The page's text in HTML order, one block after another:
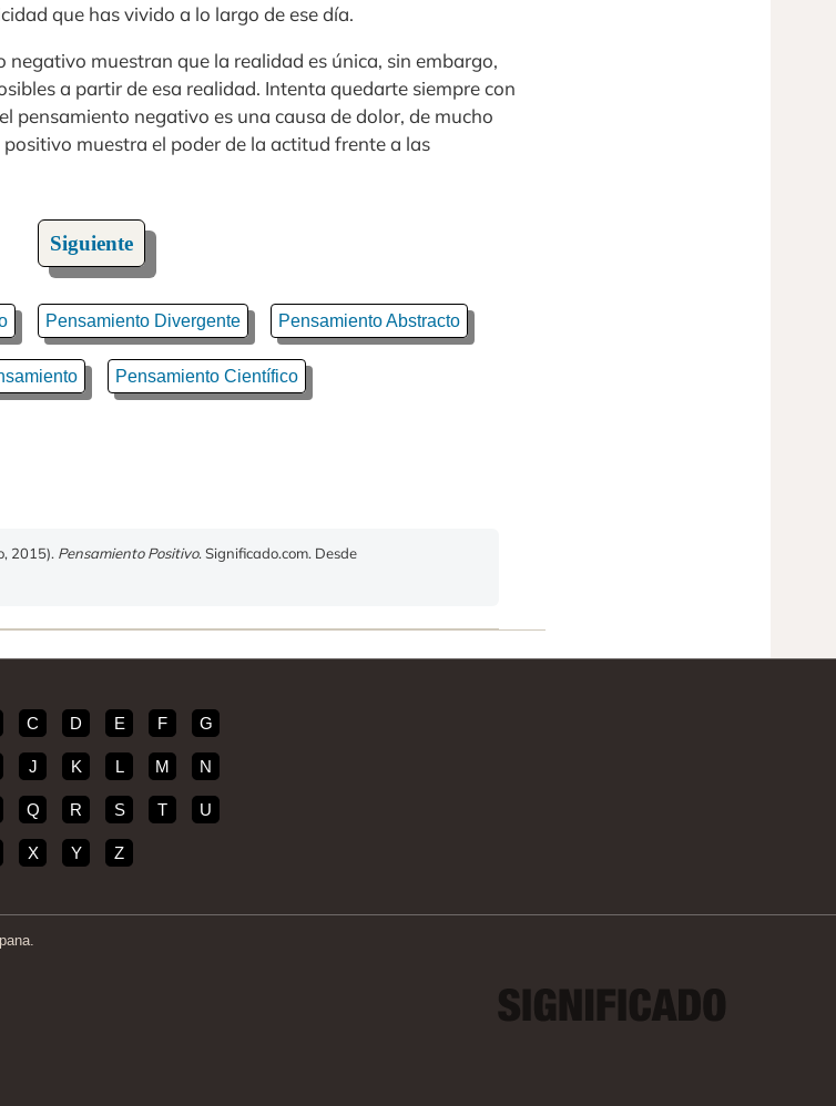
que has vivido a lo largo de ese día.
muestran que la realidad es única, sin embargo,
a partir de esa realidad. Intenta quedarte siempre con
pensamiento negativo es una causa de dolor, de mucho
muestra el poder de la actitud frente a las
Siguiente
Pensamiento Divergente Pensamiento Abstracto
Pensamiento Científico
2015). Pensamiento Positivo. Significado.com. Desde
C D E F G
J K L M N
Q R S T U
X Y Z